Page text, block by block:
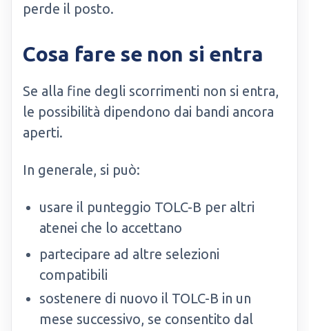
perde il posto.
Cosa fare se non si entra
Se alla fine degli scorrimenti non si entra,
le possibilità dipendono dai bandi ancora
aperti.
In generale, si può:
usare il punteggio TOLC-B per altri
atenei che lo accettano
partecipare ad altre selezioni
compatibili
sostenere di nuovo il TOLC-B in un
mese successivo, se consentito dal